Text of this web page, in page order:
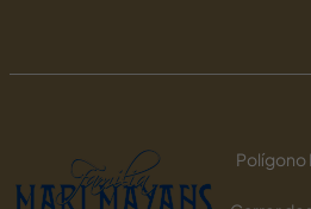
Polígono